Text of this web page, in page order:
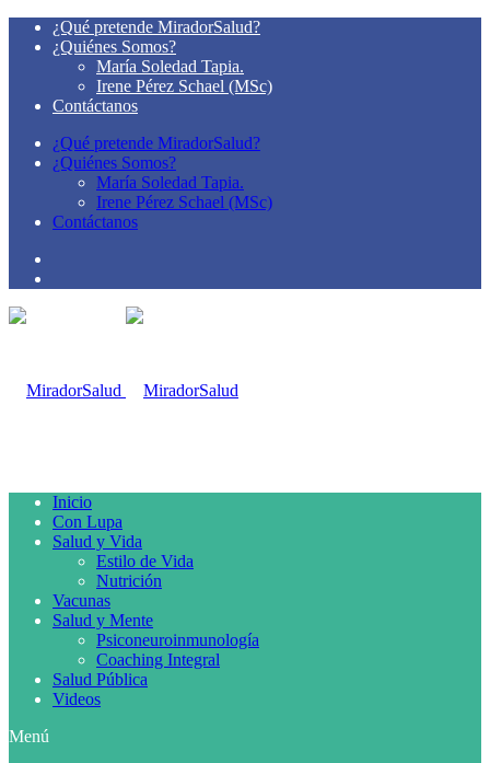
¿Qué pretende MiradorSalud?
¿Quiénes Somos?
María Soledad Tapia.
Irene Pérez Schael (MSc)
Contáctanos
¿Qué pretende MiradorSalud?
¿Quiénes Somos?
María Soledad Tapia.
Irene Pérez Schael (MSc)
Contáctanos
Inicio
Con Lupa
Salud y Vida
Estilo de Vida
Nutrición
Vacunas
Salud y Mente
Psiconeuroinmunología
Coaching Integral
Salud Pública
Videos
Menú